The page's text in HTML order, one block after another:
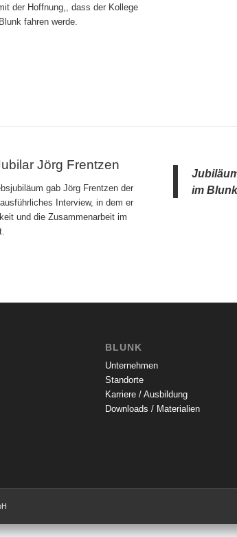
der Hoffnung,, dass der Kollege
fahren werde.
Jörg Frentzen
gab Jörg Frentzen der
Interview, in dem er
und die Zusammenarbeit im
im
BLUNK
Unternehmen
Standorte
Karriere / Ausbildung
Downloads / Materialien